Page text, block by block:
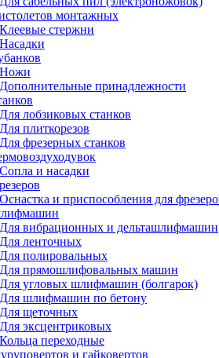
монтажных
Клеевые стержни
Насадки
Ножи
Дополнительные принадлежности
Для лобзиковых станков
Для плиткорезов
Для фрезерных станков
Сопла и насадки
Оснастка и приспособления для
Для вибрационных и дельташлифмашин
Для ленточных
Для полировальных
Для прямошлифовальных машин
Для угловых шлифмашин (болгарок)
Для шлифмашин по бетону
Для щеточных
Для эксцентриковых
Кольца переходные
и гайковертов